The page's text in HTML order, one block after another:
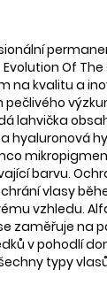
Of The
na kvalitu a
pečlivého
lahvička
hyaluronová
barvu.
vlasy
vzhledu.
zaměřuje na
v pohodlí
typy